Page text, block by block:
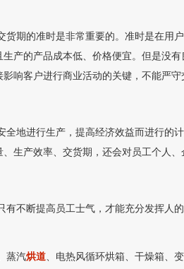
的准时是非常重要的。准时是在用
产的产品成本低、价格便宜。但是没
响客户进行商业活动的关键，不能严
进行生产，提高经济效益而进行的
生产效率、交货期，还会对员工个人
断提高员工士气，才能充分发挥人
蒸汽烘道 、电热风循环烘箱、干燥箱、